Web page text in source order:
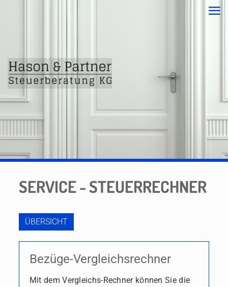
SERVICE - STEUERRECHNER
ÜBERSICHT
Bezüge-Vergleichsrechner
Mit dem Vergleichs-Rechner können Sie die